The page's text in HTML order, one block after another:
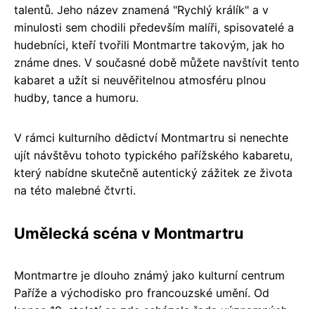
talentů. Jeho název znamená "Rychlý králík" a v
minulosti sem chodili především malíři, spisovatelé a
hudebníci, kteří tvořili Montmartre takovým, jak ho
známe dnes. V současné době můžete navštívit tento
kabaret a užít si neuvěřitelnou atmosféru plnou
hudby, tance a humoru.
V rámci kulturního dědictví Montmartru si nenechte
ujít návštěvu tohoto typického pařížského kabaretu,
který nabídne skutečně autentický zážitek ze života
na této malebné čtvrti.
Umělecká scéna v Montmartru
Montmartre je dlouho známý jako kulturní centrum
Paříže a východisko pro francouzské umění. Od